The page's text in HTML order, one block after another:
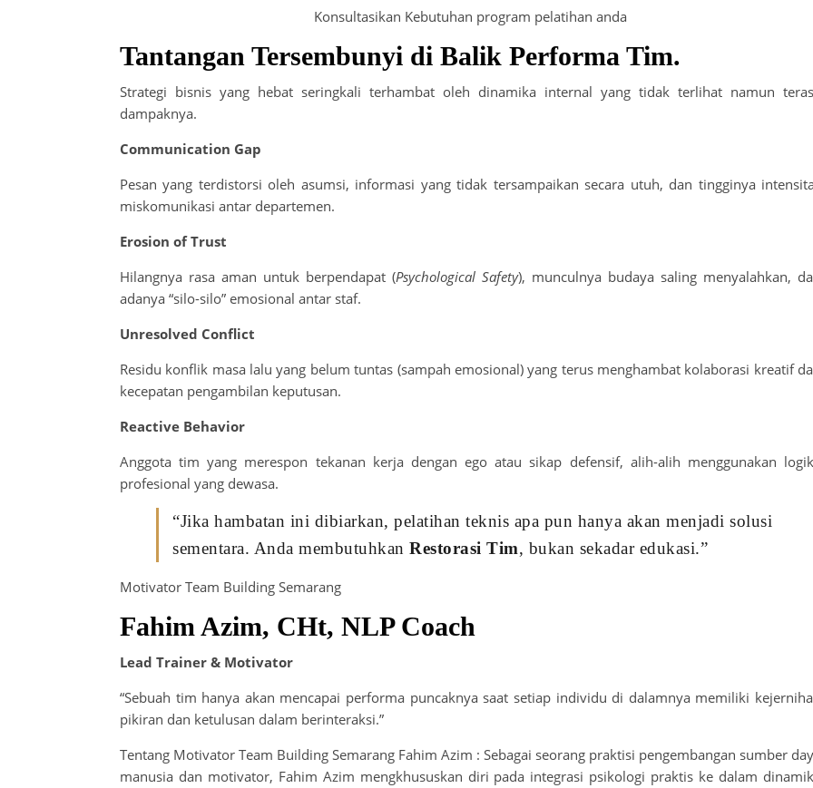
Konsultasikan Kebutuhan program pelatihan anda
Tantangan Tersembunyi di Balik Performa Tim.
Strategi bisnis yang hebat seringkali terhambat oleh dinamika internal yang tidak terlihat namun
dampaknya.
Communication Gap
Pesan yang terdistorsi oleh asumsi, informasi yang tidak tersampaikan secara utuh, dan tingginya
miskomunikasi antar departemen.
Erosion of Trust
Hilangnya rasa aman untuk berpendapat (Psychological Safety), munculnya budaya saling menyalahkan,
adanya “silo-silo” emosional antar staf.
Unresolved Conflict
Residu konflik masa lalu yang belum tuntas (sampah emosional) yang terus menghambat kolaborasi kreatif
kecepatan pengambilan keputusan.
Reactive Behavior
Anggota tim yang merespon tekanan kerja dengan ego atau sikap defensif, alih-alih menggunakan
profesional yang dewasa.
“Jika hambatan ini dibiarkan, pelatihan teknis apa pun hanya akan menjadi solusi
sementara. Anda membutuhkan Restorasi Tim, bukan sekadar edukasi.”
Motivator Team Building Semarang
Fahim Azim, CHt, NLP Coach
Lead Trainer & Motivator
“Sebuah tim hanya akan mencapai performa puncaknya saat setiap individu di dalamnya memiliki
pikiran dan ketulusan dalam berinteraksi.”
Tentang Motivator Team Building Semarang Fahim Azim : Sebagai seorang praktisi pengembangan sumber
manusia dan motivator, Fahim Azim mengkhususkan diri pada integrasi psikologi praktis ke dalam